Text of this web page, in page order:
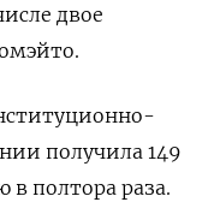
двое
получила 149
полтора раза.